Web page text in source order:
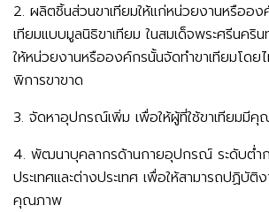
2. ผลิตชิ้นส่วนขาเทียมให้แก่หน่วยงานหรืออง
เทียมแบบมูลนิธิขาเทียม ในสมเด็จพระศรีนคริ
ให้หน่วยงานหรือองค์กรนั้นจัดทำขาเทียมโดย
พิการขาขาด
3. จัดหาอุปกรณ์เพิ่ม เพื่อให้ผู้ที่ใช้ขาเทียมมี
4. พัฒนาบุคลากรด้านกายอุปกรณ์ ระดับต่ำ
ประเทศและต่างประเทศ เพื่อให้สามารถปฏิบัติ
คุณภาพ